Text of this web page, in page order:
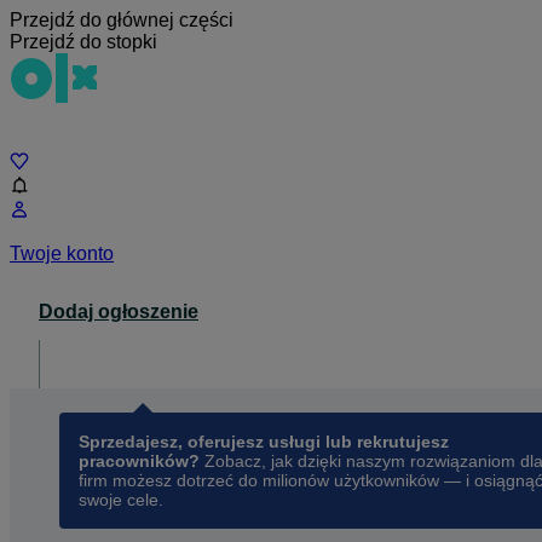
Przejdź do głównej części
Przejdź do stopki
Twoje konto
Dodaj ogłoszenie
Sprzedajesz, oferujesz usługi lub rekrutujesz
pracowników? Zobacz, jak dzięki naszym rozwiązaniom dla
firm możesz dotrzeć do milionów użytkowników — i osiągnąć
swoje cele.